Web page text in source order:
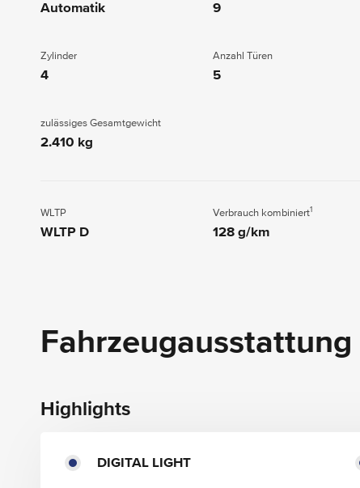
Automatik 9
Zylinder
4
Anzahl Türen
5
zulässiges Gesamtgewicht
2.410 kg
WLTP
WLTP D
Verbrauch kombiniert1
128 g/km
Fahrzeugausstattung
Highlights
DIGITAL LIGHT